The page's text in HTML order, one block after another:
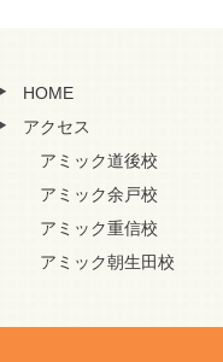
HOME
アクセス
アミック道後校
アミック余戸校
アミック重信校
アミック朝生田校